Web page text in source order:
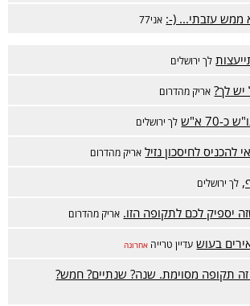
ממש עזבתי... (-: אני77
לך ירושלים
יש לך? אריק מהדרום
70 א"ש לך ירושלים
להכניס לחיסכון נזיל אריק מהדרום
לך ירושלים
יספיק לכם לתקופה הזו. אריק מהדרום
בעוש עדיין טרייה אחרונה
תקופה מסוימת. שנה? שנתיים? חמש?